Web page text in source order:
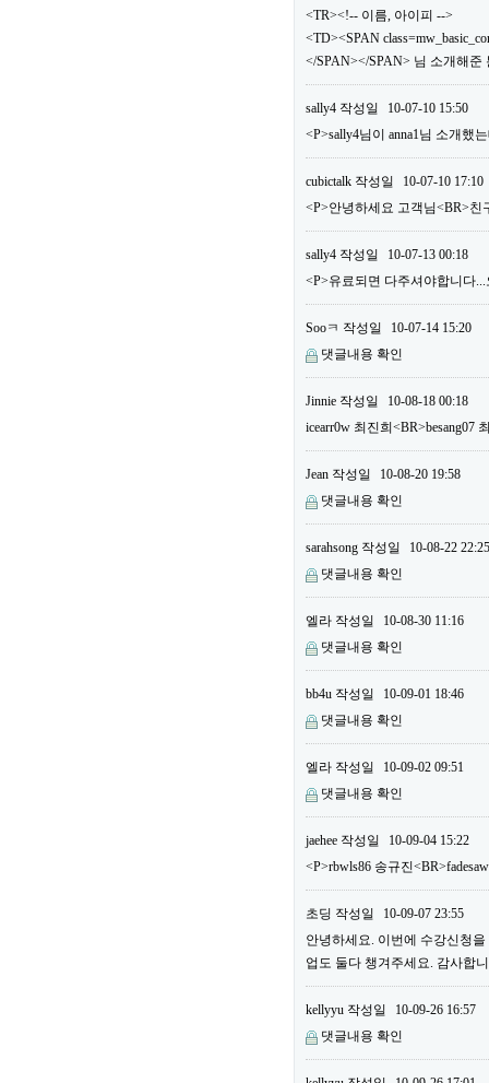
<TR><!-- 이름, 아이피 -->
<TD><SPAN
</SPAN></SPAN> 님 소개해
sally4 작성일
10-07-10 15:50
<P>sally4님이 anna1님 소개했
cubictalk 작성일
10-07-10 17:10
<P>안녕하세요 고객님<BR>친
sally4 작성일
10-07-13 00:18
<P>유료되면 다주셔야합니다
Sooㅋ 작성일
10-07-14 15:20
댓글내용 확인
Jinnie 작성일
10-08-18 00:18
icearr0w 최진희<BR>besang07
Jean 작성일
10-08-20 19:58
댓글내용 확인
sarahsong 작성일
10-08-22 22:25
댓글내용 확인
엘라 작성일
10-08-30 11:16
댓글내용 확인
bb4u 작성일
10-09-01 18:46
댓글내용 확인
엘라 작성일
10-09-02 09:51
댓글내용 확인
jaehee 작성일
10-09-04 15:22
<P>rbwls86 송규진
초딩 작성일
10-09-07 23:55
안녕하세요. 이번에 수강신청
업도 둘다 챙겨주세요. 감사합
kellyyu 작성일
10-09-26 16:57
댓글내용 확인